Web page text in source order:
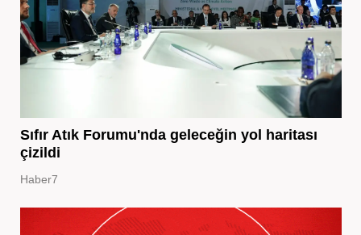
Sıfır Atık Forumu'nda geleceğin yol haritası
çizildi
Haber7